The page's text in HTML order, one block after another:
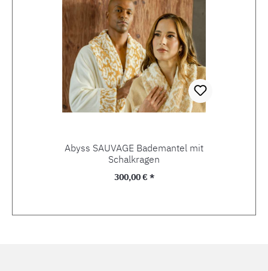
Abyss SAUVAGE Bademantel mit
Schalkragen
Regulärer Preis:
300,00 € *